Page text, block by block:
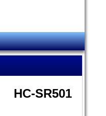
SR501